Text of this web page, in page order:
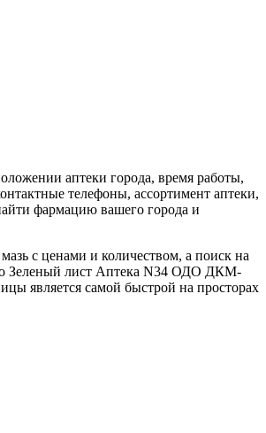
аптеки города, время работы,
телефоны, ассортимент аптеки,
фармацию вашего города и
с ценами и количеством, а поиск на
о Зеленый лист Аптека N34 ОДО ДКМ-
является самой быстрой на просторах